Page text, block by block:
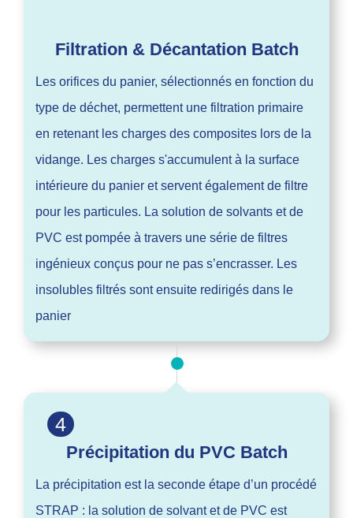
Filtration & Décantation Batch
Les orifices du panier, sélectionnés en fonction du
type de déchet, permettent une filtration primaire
en retenant les charges des composites lors de la
vidange. Les charges s'accumulent à la surface
intérieure du panier et servent également de filtre
pour les particules. La solution de solvants et de
PVC est pompée à travers une série de filtres
ingénieux conçus pour ne pas s’encrasser. Les
insolubles filtrés sont ensuite redirigés dans le
panier
4
Précipitation du PVC Batch
La précipitation est la seconde étape d’un procédé
STRAP : la solution de solvant et de PVC est